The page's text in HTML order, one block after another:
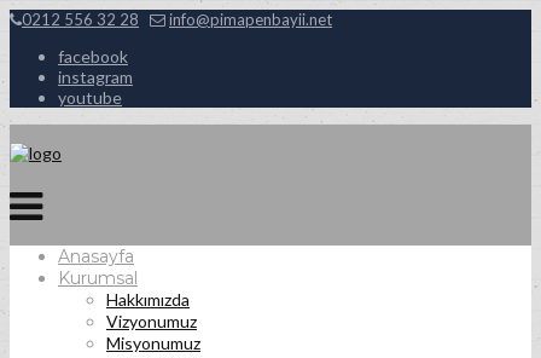
0212 556 32 28 info@pimapenbayii.net
facebook
instagram
youtube
Anasayfa
Kurumsal
Hakkımızda
Vizyonumuz
Misyonumuz